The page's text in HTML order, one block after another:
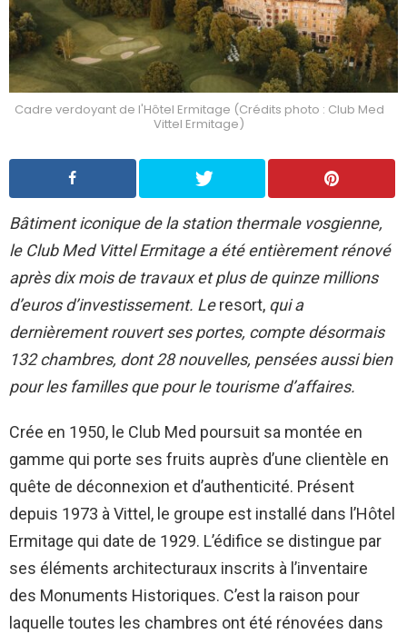
Cadre verdoyant de l'Hôtel Ermitage (Crédits photo : Club Med
Vittel Ermitage)
Bâtiment iconique de la station thermale vosgienne,
le Club Med Vittel Ermitage a été entièrement rénové
après dix mois de travaux et plus de quinze millions
d’euros d’investissement. Leresort, qui a
dernièrement rouvert ses portes, compte désormais
132 chambres, dont 28 nouvelles, pensées aussi bien
pour les familles que pour le tourisme d’affaires.
Crée en 1950, le Club Med poursuit sa montée en
gamme qui porte ses fruits auprès d’une clientèle en
quête de déconnexion et d’authenticité. Présent
depuis 1973 à Vittel, le groupe est installé dans l’Hôtel
Ermitage qui date de 1929. L’édifice se distingue par
ses éléments architecturaux inscrits à l’inventaire
des Monuments Historiques. C’est la raison pour
laquelle toutes les chambres ont été rénovées dans